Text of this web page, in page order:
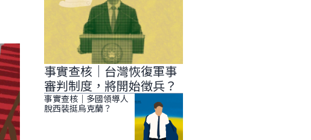
事實查核｜台灣恢復軍事
審判制度，將開始徵兵？
事實查核｜多國領導人
脫西裝挺烏克蘭？